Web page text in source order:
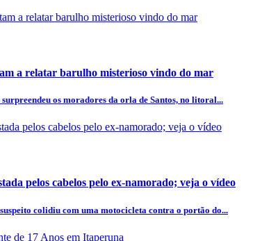
a relatar barulho misterioso vindo do mar
surpreendeu os moradores da orla de Santos, no litoral...
pelos cabelos pelo ex-namorado; veja o vídeo
colidiu com uma motocicleta contra o portão do...